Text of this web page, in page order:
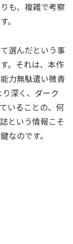
も、複雑で考察
。
選んだという事
。それは、本作
力無駄遣い微青
深く、ダーク
いることの、何
という情報こそ
なのです。